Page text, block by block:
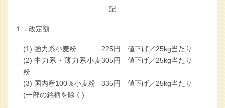
記
１．改定額
(1) 強力系小麦粉
225円 値下げ／25kg当たり
(2) 中力系・薄力系小麦
粉
305円 値下げ／25kg当たり
(3) 国内産100％小麦粉
335円 値下げ／25kg当たり
(一部の銘柄を除く)